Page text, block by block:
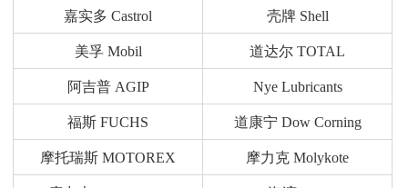
嘉实多 Castrol 壳牌 Shell
美孚 Mobil 道达尔 TOTAL
阿吉普 AGIP Nye Lubricants
福斯 FUCHS 道康宁 Dow Corning
摩托瑞斯 MOTOREX 摩力克 Molykote